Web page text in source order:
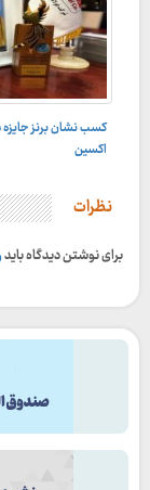
همزمان با چهل و
اکسین
نظرات
برای نوشتن دیدگاه باید